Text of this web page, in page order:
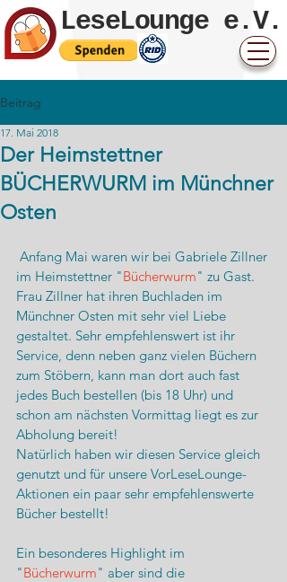
LeseLounge e.V.
Beitrag
Der Heimstettner
BÜCHERWURM im Münchner
Osten
17. Mai 2018
im Heimstettner "Bücherwurm" zu Gast.
Frau Zillner hat ihren Buchladen im
Münchner Osten mit sehr viel Liebe
gestaltet. Sehr empfehlenswert ist ihr
Service, denn neben ganz vielen Büchern
zum Stöbern, kann man dort auch fast
jedes Buch bestellen (bis 18 Uhr) und
schon am nächsten Vormittag liegt es zur
Abholung bereit!
Natürlich haben wir diesen Service gleich
genutzt und für unsere VorLeseLounge-
Aktionen ein paar sehr empfehlenswerte
Bücher bestellt!
Ein besonderes Highlight im
"Bücherwurm" aber sind die